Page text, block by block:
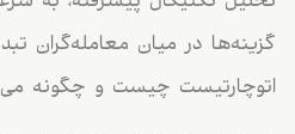
گزینه‌ها در میان معامله‌گران
اتوچارتیست چیست و چگونه